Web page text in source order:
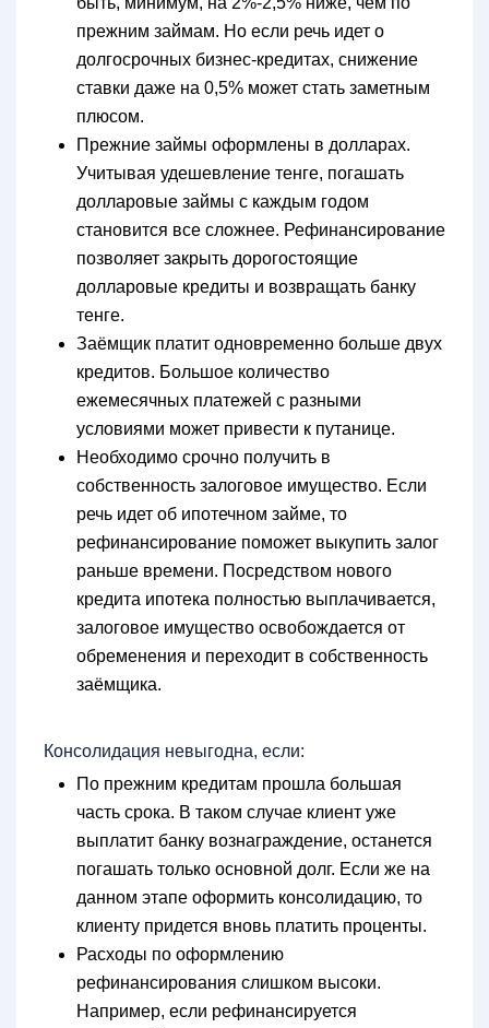
прежним займам. Но если речь идет о
долгосрочных бизнес-кредитах, снижение
ставки даже на 0,5% может стать заметным
плюсом.
Прежние займы оформлены в долларах.
Учитывая удешевление тенге, погашать
долларовые займы с каждым годом
становится все сложнее. Рефинансирование
позволяет закрыть дорогостоящие
долларовые кредиты и возвращать банку
тенге.
Заёмщик платит одновременно больше двух
кредитов. Большое количество
ежемесячных платежей с разными
условиями может привести к путанице.
Необходимо срочно получить в
собственность залоговое имущество. Если
речь идет об ипотечном займе, то
рефинансирование поможет выкупить залог
раньше времени. Посредством нового
кредита ипотека полностью выплачивается,
залоговое имущество освобождается от
обременения и переходит в собственность
заёмщика.
Консолидация невыгодна, если:
По прежним кредитам прошла большая
часть срока. В таком случае клиент уже
выплатит банку вознаграждение, останется
погашать только основной долг. Если же на
данном этапе оформить консолидацию, то
клиенту придется вновь платить проценты.
Расходы по оформлению
рефинансирования слишком высоки.
Например, если рефинансируется